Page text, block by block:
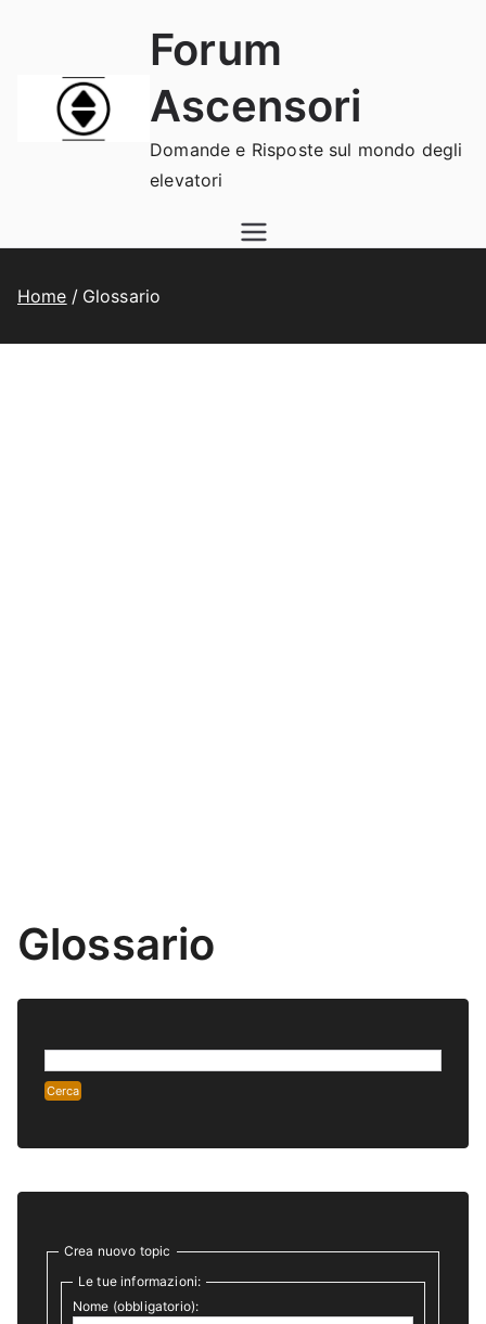
contenuto
Forum
Ascensori
Domande e Risposte sul mondo degli
elevatori
Home Glossario
Glossario
Crea nuovo topic
Le tue informazioni:
Nome (obbligatorio):